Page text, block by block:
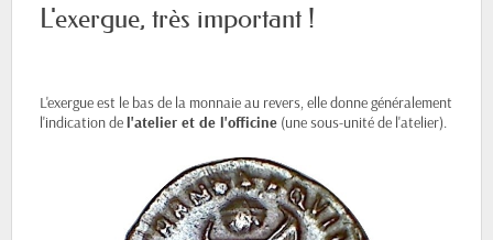
L'exergue, très important !
L'exergue est le bas de la monnaie au revers, elle donne généralement
l'indication del'atelier et de l'officine (une sous-unité de l'atelier).